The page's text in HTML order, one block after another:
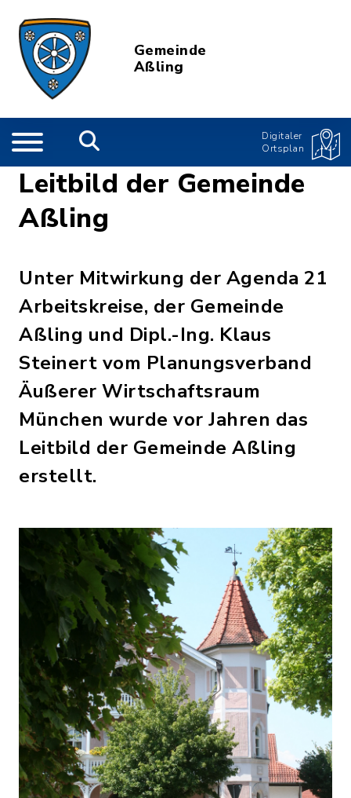
Gemeinde
Aßling
Digitaler
Ortsplan
Leitbild der Gemeinde
Aßling
Unter Mitwirkung der Agenda 21
Arbeitskreise, der Gemeinde
Aßling und Dipl.-Ing. Klaus
Steinert vom Planungsverband
Äußerer Wirtschaftsraum
München wurde vor Jahren das
Leitbild der Gemeinde Aßling
erstellt.